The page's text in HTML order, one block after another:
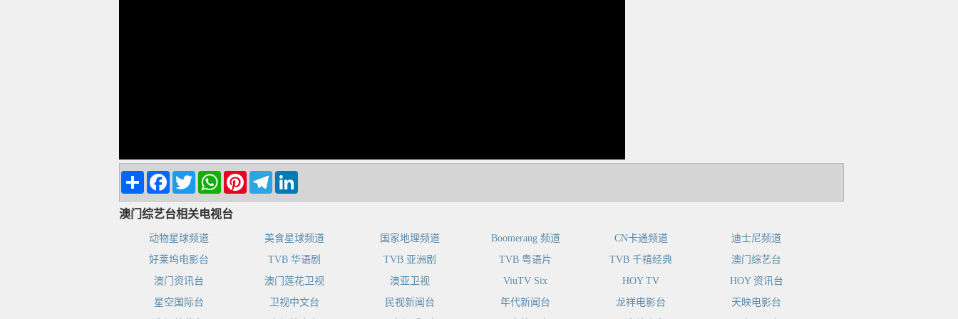
Share FacebookTwitter WhatsAppPinterest Telegram
澳门综艺台相关电视台
动物星球频道 美食星球频道 国家地理频道 Boomerang 频道 CN卡通频道
迪士尼频道
好莱坞电影台
TVB 华语剧 TVB 亚洲剧 TVB 粤语片 TVB 千禧经典
澳门综艺台
澳门资讯台
澳门莲花卫视 澳亚卫视 ViuTV Six HOY TV
HOY 资讯台
星空国际台
卫视中文台 民视新闻台 年代新闻台 龙祥电影台
天映电影台